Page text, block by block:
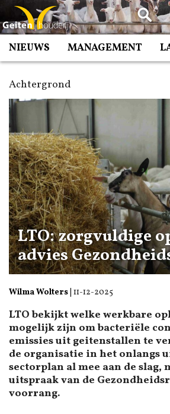
Spring
naar
inhoud
NIEUWS MANAGEMENT
Achtergrond
LTO: zorgvuldige
advies
Wilma Wolters 11-12-2025
LTO bekijkt welke werkbare
mogelijk zijn om bacteriële
emissies uit geitenstallen te
de organisatie in het onlangs
sectorplan al mee aan de slag,
uitspraak van de
voorrang.